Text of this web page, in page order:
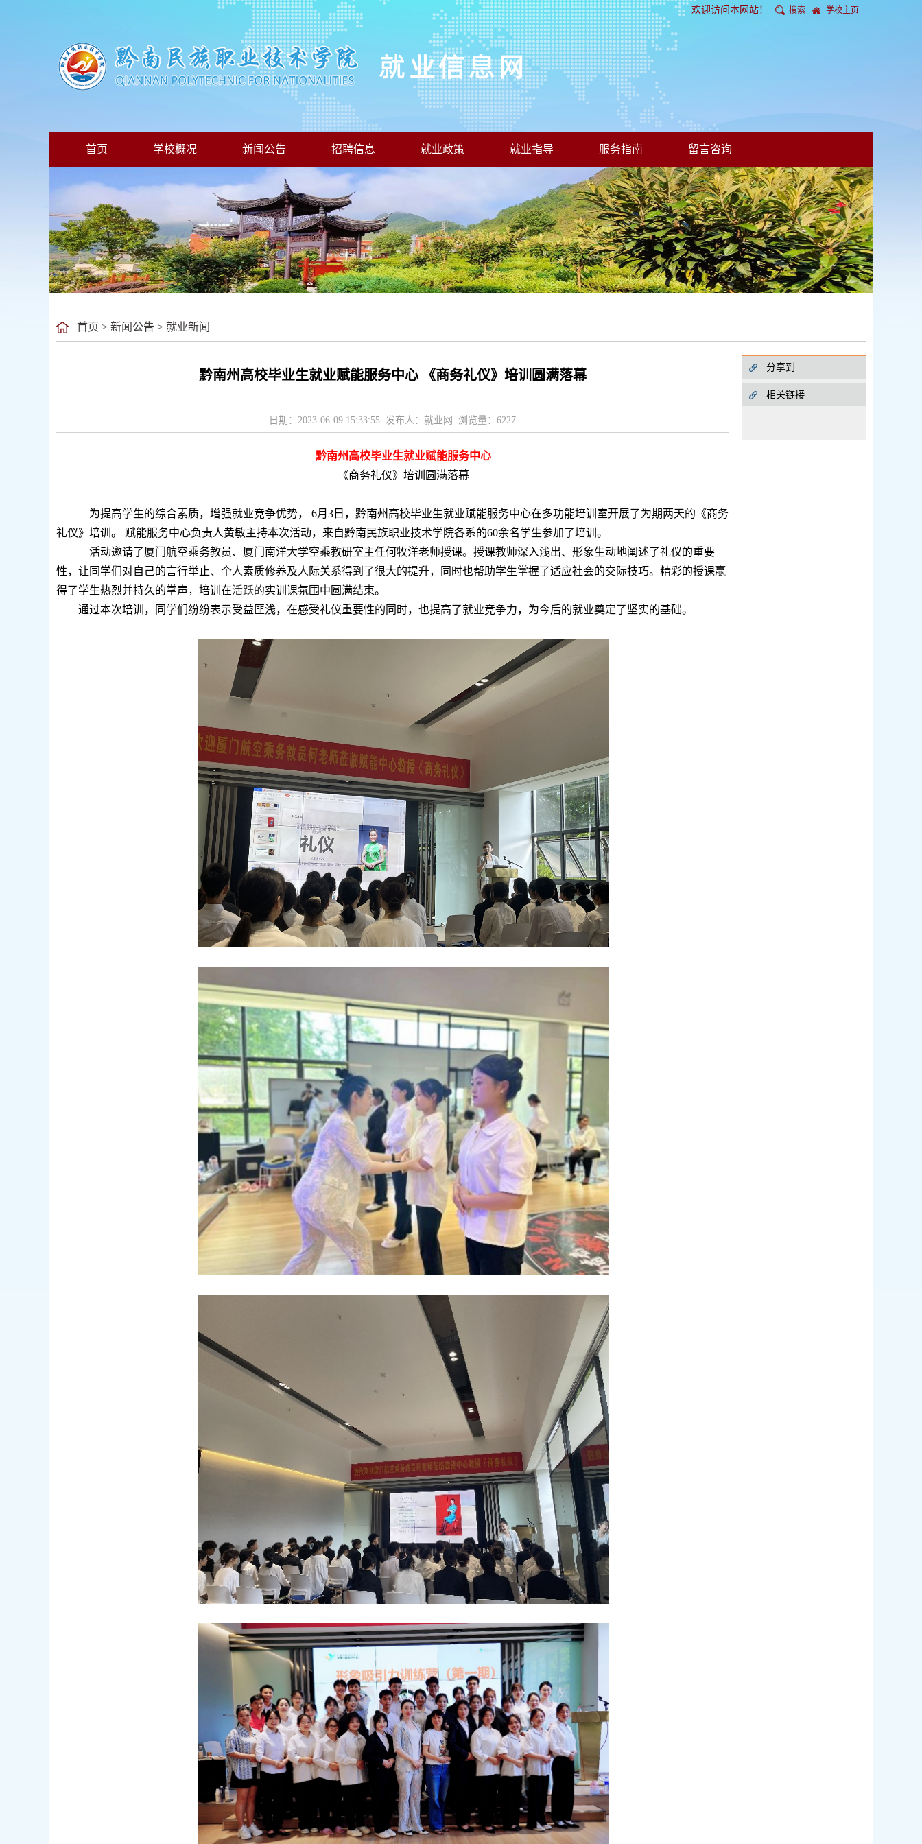
欢迎访问本网站！ 搜索 学校主页
首页 学校概况 新闻公告 招聘信息 就业政策 就业指导 服务指南 留言咨询
首页 > 新闻公告 > 就业新闻
黔南州高校毕业生就业赋能服务中心 《商务礼仪》培训圆满落幕
日期：2023-06-09 15:33:55 发布人：就业网 浏览量： 6227
黔南州高校毕业生就业赋能服务中心
《商务礼仪》培训圆满落幕
为提高学生的综合素质，增强就业竞争优势， 6月3日，黔南州高校毕业生就业赋能服务中心在多功能培训室开展了为期两天的《商务
礼仪》培训。 赋能服务中心负责人黄敏主持本次活动， 来自黔南民族职业技术学院各系的60余名学生参加了培训 。
活动邀请了厦门航空乘务教员、厦门南洋大学空乘教研室主任何牧洋老师授课。授课教师深入浅出、形象生动地阐述了礼仪的重要
性， 让同学们对自己的言行举止、个人素质修养及人际关系得到 了很大的提升，同时也帮助学生掌握了适应社会的交际技巧。 精彩的授课赢
得了学生热烈并持久的掌声， 培训在活跃的实训课氛围中 圆满结束。
通过本次培训，同学们纷纷表示受益匪浅， 在感受礼仪重要性的 同时，也提高了就业竞争力， 为今后的就业奠定了坚实的基础。
分享到
相关链接